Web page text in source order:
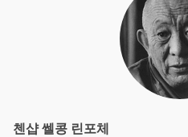
첸샵 쎌콩 린포체